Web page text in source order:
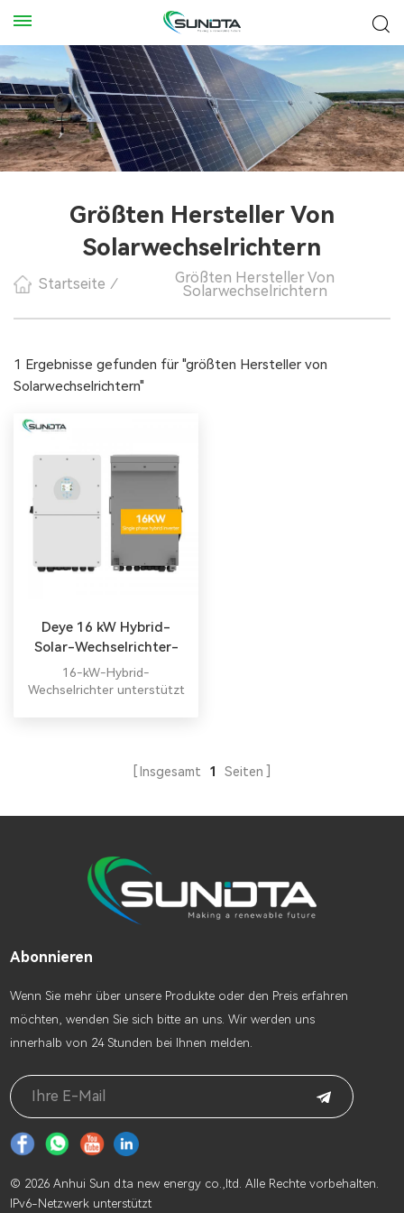
Größten Hersteller Von
Solarwechselrichtern
Startseite / Größten Hersteller Von
Solarwechselrichtern
1 Ergebnisse gefunden für "größten Hersteller von
Solarwechselrichtern"
Deye 16 kW Hybrid-
Solar-Wechselrichter-
Lieferant
16-kW-Hybrid-
Wechselrichter unterstützt
WechselrichterInsgesamt 1 Seiten
Abonnieren
Wenn Sie mehr über unsere Produkte oder den Preis erfahren
möchten, wenden Sie sich bitte an uns. Wir werden uns
innerhalb von 24 Stunden bei Ihnen melden.
© 2026 Anhui Sun d.ta new energy co.,ltd. Alle Rechte vorbehalten.
IPv6-Netzwerk unterstützt